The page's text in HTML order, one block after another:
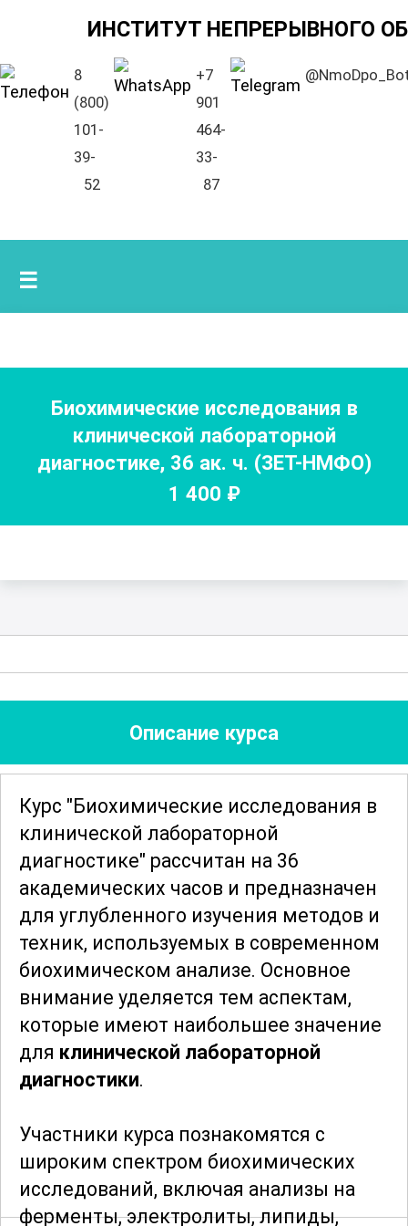
ИНСТИТУТ НЕПРЕРЫВНОГО
8
(800)
101-
39-
52
+7
901
464-
33-
87
☰
Биохимические исследования в
клинической лабораторной
диагностике, 36 ак. ч. (ЗЕТ-НМФО)
1 400 ₽
Описание курса
Курс "Биохимические исследования в
клинической лабораторной
диагностике" рассчитан на 36
академических часов и предназначен
для углубленного изучения методов и
техник, используемых в современном
биохимическом анализе. Основное
внимание уделяется тем аспектам,
которые имеют наибольшее значение
для клинической лабораторной
диагностики.
Участники курса познакомятся с
широким спектром биохимических
исследований, включая анализы на
ферменты, электролиты, липиды,